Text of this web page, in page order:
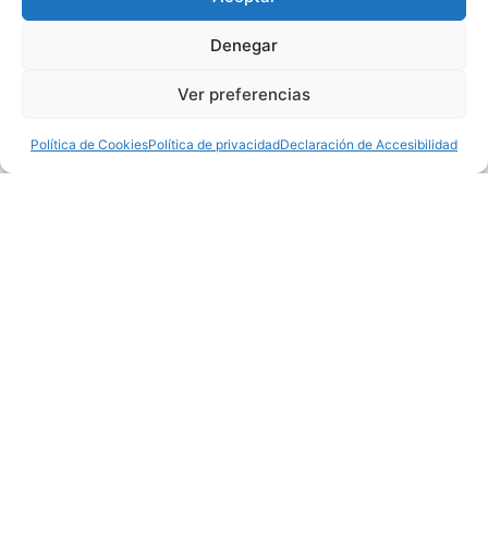
Denegar
Ver preferencias
Política de CookiesPolítica de privacidadDeclaración de Accesibilidad